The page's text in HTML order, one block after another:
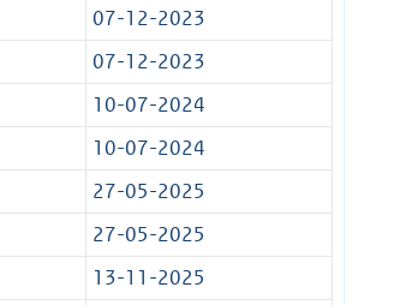
07-12-2023
07-12-2023
10-07-2024
10-07-2024
27-05-2025
27-05-2025
13-11-2025